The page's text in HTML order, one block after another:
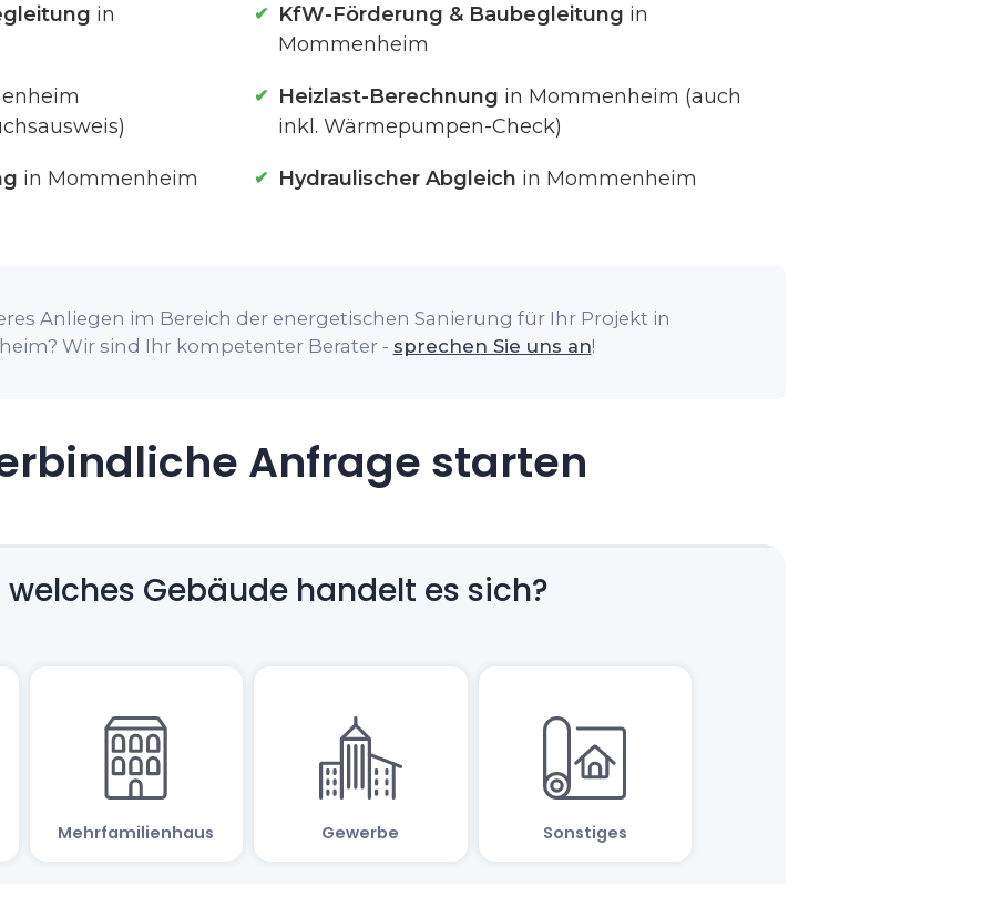
in KfW-Förderung & Baubegleitung in
Mommenheim
Heizlast-Berechnung in Mommenheim (auch
inkl. Wärmepumpen-Check)
in Mommenheim Hydraulischer Abgleich in Mommenheim
Anliegen im Bereich der energetischen Sanierung für Ihr Projekt in
Wir sind Ihr kompetenter Berater - sprechen Sie uns an!
Anfrage starten